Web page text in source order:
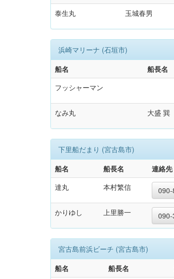
泰生丸 玉城春男
浜崎マリーナ (石垣市)
船名
船長名
フッシャーマン
なみ丸 大盛 巽
下里船だまり (宮古島市)
船名
船長名 連絡先
達丸
本村繁信
かりゆし 上里勝一
宮古島前浜ビーチ (宮古島市)
船名
船長名